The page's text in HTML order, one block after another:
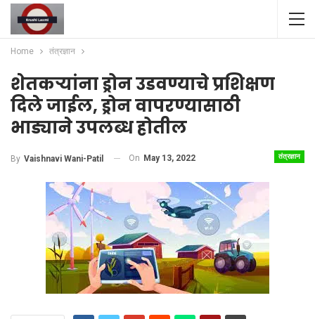
Home तंत्रज्ञान
शेतकऱ्यांना ड्रोन उडवण्याचे प्रशिक्षण
दिले जाईल, ड्रोन वापरण्यासाठी
भाड्याने उपलब्ध होतील
तंत्रज्ञान
By Vaishnavi Wani-Patil On May 13, 2022